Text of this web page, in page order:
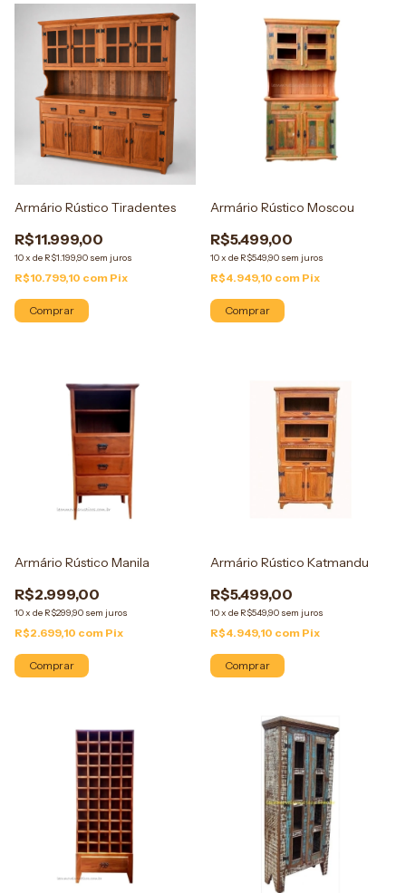
Armário Rústico Tiradentes
R$11.999,00
10x de R$1.199,90 sem juros
R$10.799,10 com Pix
Comprar
Armário Rústico Moscou
R$5.499,00
10x de R$549,90 sem juros
R$4.949,10 com Pix
Comprar
Armário Rústico Manila
R$2.999,00
10x de R$299,90 sem juros
R$2.699,10 com Pix
Comprar
Armário Rústico Katmandu
R$5.499,00
10x de R$549,90 sem juros
R$4.949,10 com Pix
Comprar